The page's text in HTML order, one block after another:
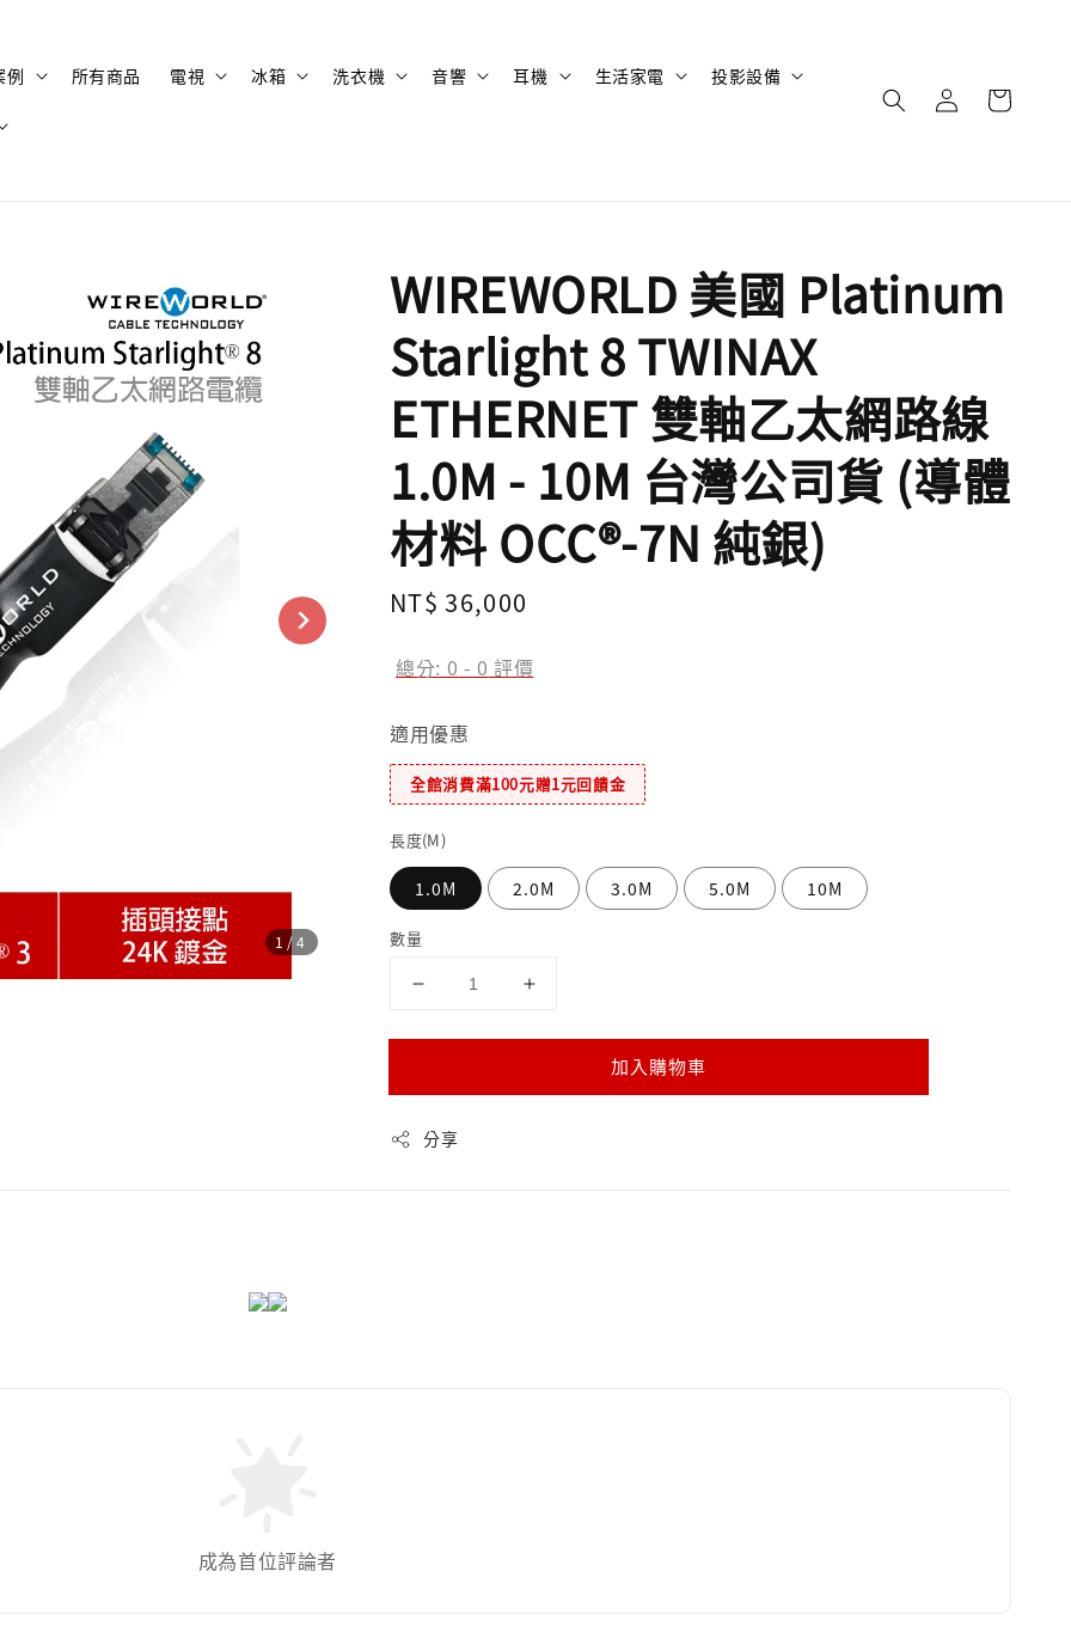
例 所有商品 電視 冰箱 洗衣機 音響 耳機 生活家電 投影設備
1 /4
WIREWORLD 美國 Platinum
Starlight 8 TWINAX
ETHERNET 雙軸乙太網路線
1.0M - 10M 台灣公司貨 (導體
材料 OCC®-7N 純銀)
Regular
NT$ 36,000
總分: 0 - 0 評價
適用優惠
全館消費滿100元贈1元回饋金
長度(M)
1.0M 2.0M 3.0M 5.0M 10M
數量
加入購物車
分享
成為首位評論者